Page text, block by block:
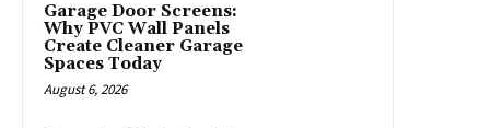
Garage Door Screens:
Why PVC Wall Panels
Create Cleaner Garage
Spaces Today
August 6, 2026